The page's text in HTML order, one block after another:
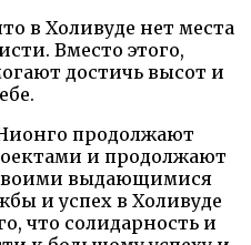
в Холивуде нет места
Вместо этого,
достичь высот и
продолжают
и продолжают
выдающимися
и успех в Холивуде
что солидарность и